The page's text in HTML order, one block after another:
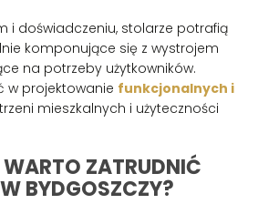
i doświadczeniu, stolarze potrafią
komponujące się z wystrojem
na potrzeby użytkowników.
w projektowanie funkcjonalnych i
mieszkalnych i użyteczności
ZATRUDNIĆ
BYDGOSZCZY?